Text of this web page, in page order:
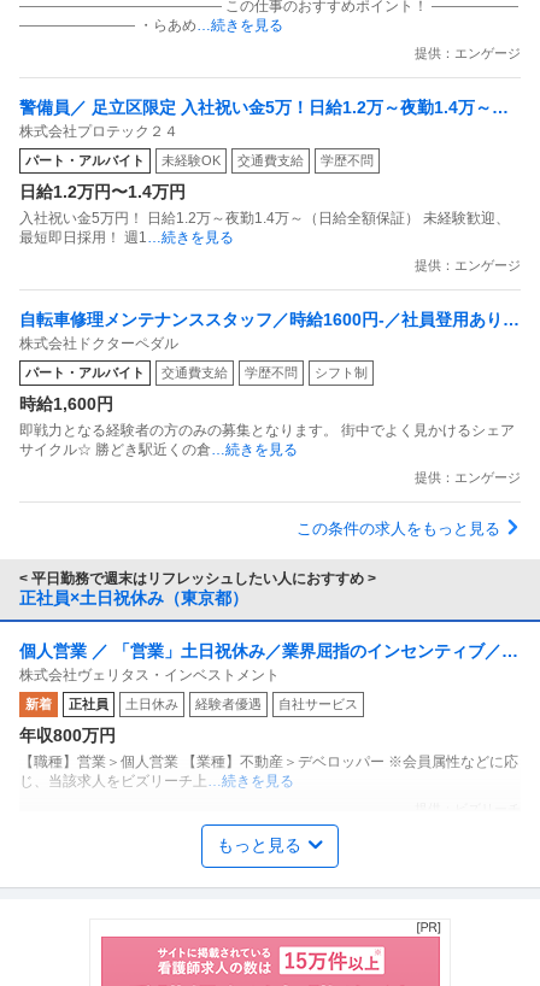
―――――――――――――― この仕事のおすすめポイント！ ――――――
―――――――― ・らあめ…続きを見る
提供：エンゲージ
警備員／ 足立区限定 入社祝い金5万！日給1.2万～夜勤1.4万～未
経験歓迎！最短即日採用！週1～OK！
株式会社プロテック２４
パート・アルバイト 未経験OK 交通費支給 学歴不問
日給1.2万円〜1.4万円
入社祝い金5万円！ 日給1.2万～夜勤1.4万～（日給全額保証） 未経験歓迎、
最短即日採用！ 週1…続きを見る
提供：エンゲージ
自転車修理メンテナンススタッフ／時給1600円-／社員登用あり／
接客なし
株式会社ドクターペダル
パート・アルバイト 交通費支給 学歴不問 シフト制
時給1,600円
即戦力となる経験者の方のみの募集となります。 街中でよく⾒かけるシェア
サイクル☆ 勝どき駅近くの倉…続きを見る
提供：エンゲージ
この条件の求人をもっと見る
< 平日勤務で週末はリフレッシュしたい人におすすめ >
正社員×土日祝休み（東京都）
個人営業 ／ 「営業」土日祝休み／業界屈指のインセンティブ／残
業月10h
株式会社ヴェリタス・インベストメント
新着 正社員 土日休み 経験者優遇 自社サービス
年収800万円
【職種】営業＞個人営業 【業種】不動産＞デベロッパー ※会員属性などに応
じ、当該求人をビズリーチ上 …続きを見る
商品企画 ／ 「商品企画／マーケティングマネージャー」「たべっ
子どうぶつ」でお馴染みのお菓子メーカー ギンビス「「しみチョ
ココーン」「アスパラガス」などのロングセラー商品を製造／土
日祝休み／転勤なし／勤務地日本橋」（株式会社ギンビス）
株式会社ギンビス
年収800万円〜1,200万円
【職種】マーケティング＞商品企画 【業種】メーカー＞食品・飲料 ※会員属
もっと見る